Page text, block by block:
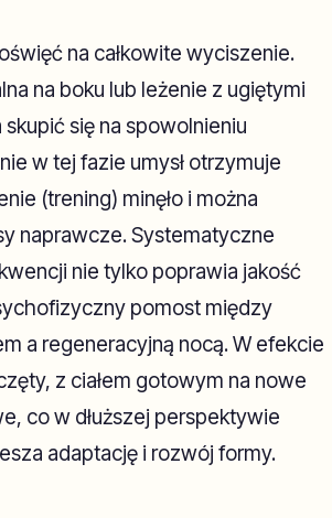
na całkowite wyciszenie.
na boku lub leżenie z ugiętymi
się na spowolnieniu
w tej fazie umysł otrzymuje
(trening) minęło i można
naprawcze. Systematyczne
nie tylko poprawia jakość
pomost między
a regeneracyjną nocą. W efekcie
z ciałem gotowym na nowe
co w dłuższej perspektywie
adaptację i rozwój formy.